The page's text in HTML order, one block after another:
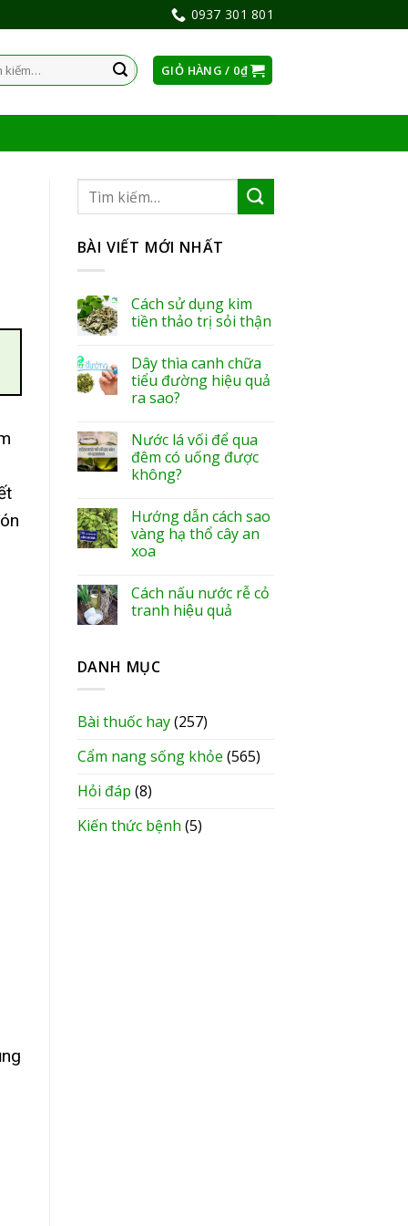
0937 301 801
GIỎ HÀNG / 0₫
BÀI VIẾT MỚI NHẤT
Cách sử dụng kim
tiền thảo trị sỏi thận
Dây thìa canh chữa
tiểu đường hiệu quả
ra sao?
Nước lá vối để qua
đêm có uống được
không?
Hướng dẫn cách sao
vàng hạ thổ cây an
xoa
Cách nấu nước rễ cỏ
tranh hiệu quả
DANH MỤC
Bài thuốc hay(257)
Cẩm nang sống khỏe (565)
Hỏi đáp (8)
Kiến thức bệnh (5)